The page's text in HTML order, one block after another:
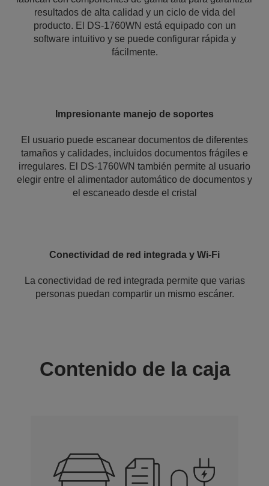
resultados de alta calidad y un ciclo de vida del
producto. El DS-1760WN está equipado con un
software intuitivo y se puede configurar rápida y
fácilmente.
Impresionante manejo de soportes
El usuario puede escanear documentos de diferentes
tamaños y calidades, incluidos documentos frágiles e
irregulares. El DS-1760WN también permite al usuario
elegir entre el alimentador automático de documentos y
el escaneado desde el cristal
Conectividad de red integrada y Wi-Fi
La conectividad de red integrada permite que varias
personas puedan compartir un mismo escáner.
Contenido de la caja